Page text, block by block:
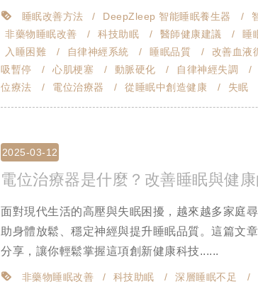
睡眠改善方法 DeepZleep 智能睡眠養生器
非藥物睡眠改善
科技助眠 醫師健康建議 睡
入睡困難
自律神經系統 睡眠品質 改善血液
吸暫停
心肌梗塞 動脈硬化 自律神經失調
位療法
電位治療器 從睡眠中創造健康 失眠
2025-03-12
電位治療器是什麼？改善睡眠與健
面對現代生活的高壓與失眠困擾，越來越多家庭
助身體放鬆、穩定神經與提升睡眠品質。這篇文
分享，讓你輕鬆掌握這項創新健康科技......
非藥物睡眠改善 科技助眠 深層睡眠不足